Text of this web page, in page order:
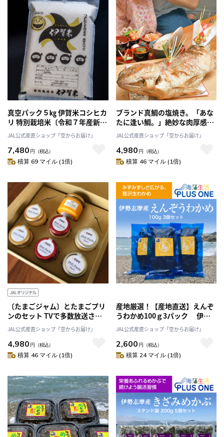
真空パック５㎏ 伊賀米コシヒカ
リ 特別栽培米〔令和７年産新
米！〕「西山農園」送料無料
JAL公式産直ショップ「空からお届け」
7,480 円 （税込）
積算 69 マイル (1倍)
ブランド真鯛の塩焼き。「あな
たに逢い鯛。」絶妙な肉厚感と
甘み！〔一度食べるとまた絶対
食べたくなる！〕
JAL公式産直ショップ「空からお届け」
4,980 円 （税込）
積算 46 マイル (1倍)
〔たまごジャム〕とたまごプリ
ンのセット TVで多数放送され
た「株式会社エッグハウス川
北」産直 産地直送 2025 スイー
ツ ぷりん プリン お取り寄せ
JAL公式産直ショップ「空からお届け」
4,980 円 （税込）
積算 46 マイル (1倍)
産地厳選！【産地直送】えんぞ
うわかめ100ｇ3パック 伊勢
志摩産 鳥羽市の離島・菅島沿
岸で収穫「有限会社ＭＤＫ・海
藻生活プラスワン」産直 2025
海鮮 海藻 塩蔵わかめ 人気のお
JAL公式産直ショップ「空からお届け」
2,600 円 （税込）
積算 24 マイル (1倍)